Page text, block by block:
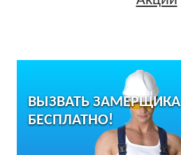
ВЫЗВАТЬ ЗАМЕРЩИКА
БЕСПЛАТНО!